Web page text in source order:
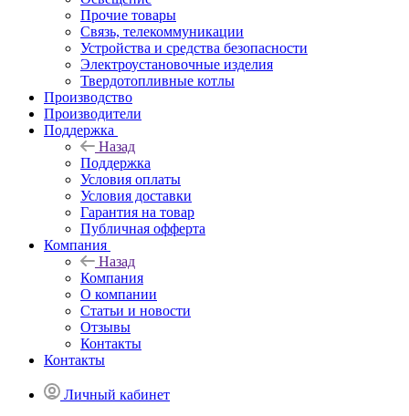
Прочие товары
Связь, телекоммуникации
Устройства и средства безопасности
Электроустановочные изделия
Твердотопливные котлы
Производство
Производители
Поддержка
Назад
Поддержка
Условия оплаты
Условия доставки
Гарантия на товар
Публичная офферта
Компания
Назад
Компания
О компании
Статьи и новости
Отзывы
Контакты
Контакты
Личный кабинет